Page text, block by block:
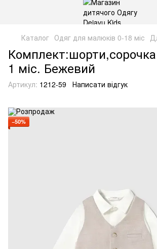
Каталог Одяг для малюків 0-18 міс
1 міс. Бежевий
Артикул: 1212-59 Написати відгук
−50%